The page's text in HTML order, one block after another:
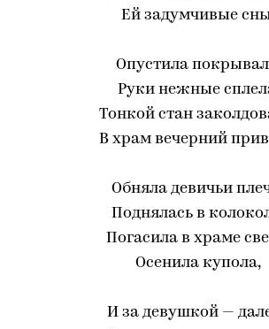
Ей задумчивые
Опустила
Руки нежные
Тонкой стан
В храм вечерний
Обняла девичьи
Поднялась в
Погасила в храме
Осенила купола,
И за девушкой —